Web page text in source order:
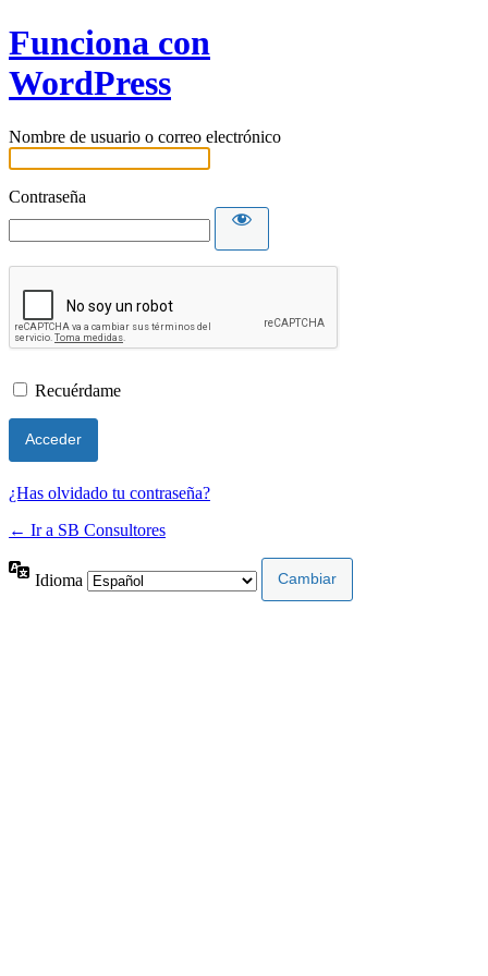
Funciona con
WordPress
Nombre de usuario o correo electrónico
Contraseña
Recuérdame
¿Has olvidado tu contraseña?
← Ir a SB Consultores
Idioma